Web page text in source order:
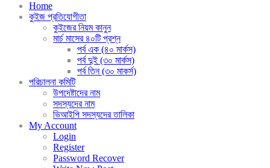
Home
কুইজ প্রতিযোগীতা
কুইজের নিয়ম কানুন
মার্চ মাসের ৪০টি প্রশ্ন
পর্ব এক (৪০ মার্কস)
পর্ব দুই (৩০ মার্কস)
পর্ব তিন (৩০ মাকর্স)
পরিচালনা কমিটি
উপদেষ্টাদের নাম
সদস্যদের নাম
ভিআইপি সদস্যদের তালিকা
My Account
Login
Register
Password Recover